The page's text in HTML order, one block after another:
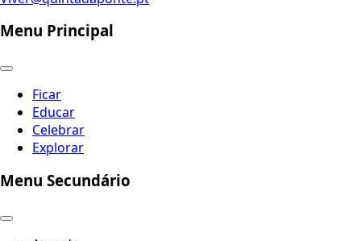
Menu Principal
Ficar
Educar
Celebrar
Explorar
Menu Secundário